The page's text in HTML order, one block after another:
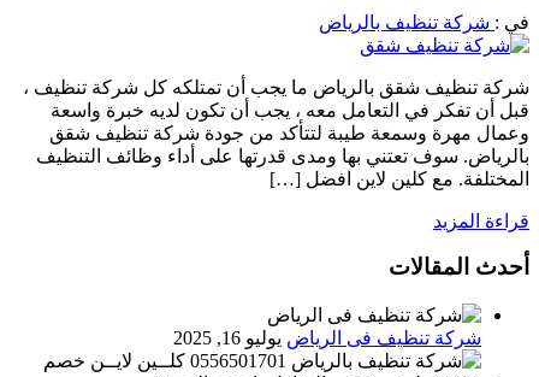
في : شركة تنظيف بالرياض
شركة تنظيف شقق بالرياض ما يجب أن تمتلكه كل شركة تنظيف ،
قبل أن تفكر في التعامل معه ، يجب أن تكون لديه خبرة واسعة
وعمال مهرة وسمعة طيبة لتتأكد من جودة شركة تنظيف شقق
بالرياض. سوف تعتني بها ومدى قدرتها على أداء وظائف التنظيف
المختلفة. مع كلين لاين افضل […]
قراءة المزيد
أحدث المقالات
شركة تنظيف فى الرياض يوليو 16, 2025